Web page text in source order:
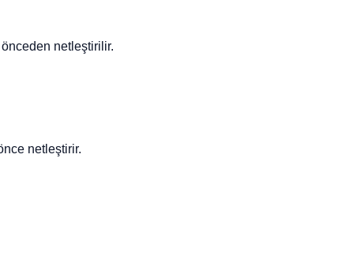
netleştirilir.
netleştirir.